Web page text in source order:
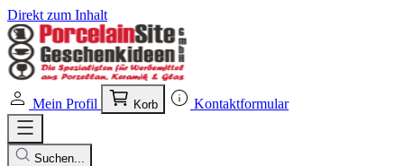
Direkt zum Inhalt
Mein Profil Korb Kontaktformular
Suchen...